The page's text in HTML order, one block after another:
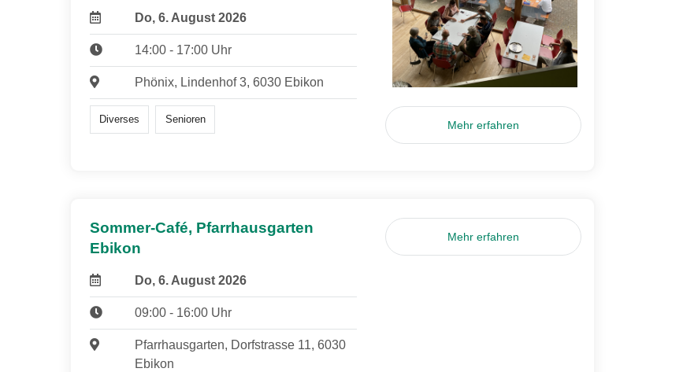
Do, 6. August 2026
14:00 - 17:00 Uhr
Phönix, Lindenhof 3, 6030 Ebikon
Diverses Senioren Mehr erfahren
Sommer-Café, Pfarrhausgarten
Ebikon
Do, 6. August 2026
09:00 - 16:00 Uhr
Pfarrhausgarten, Dorfstrasse 11, 6030
Ebikon
Mehr erfahren